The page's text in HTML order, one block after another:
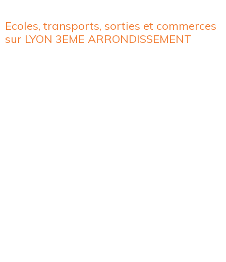
Ecoles, transports, sorties et commerces
sur LYON 3EME ARRONDISSEMENT